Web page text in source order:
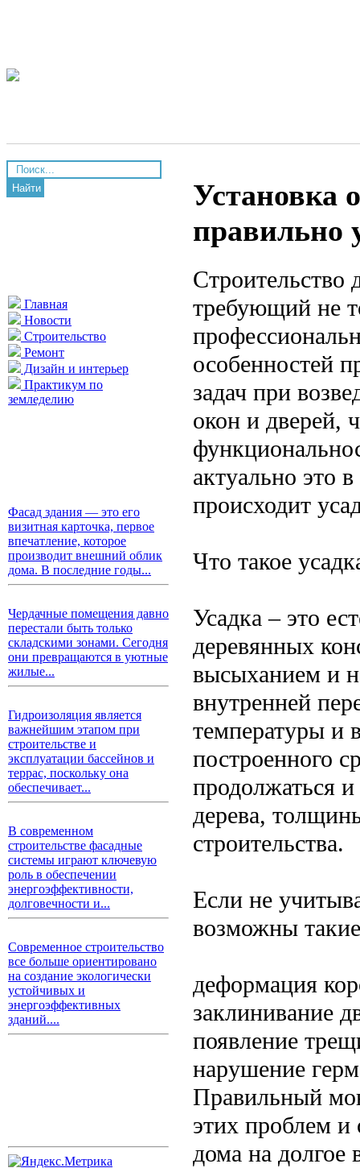
Найти
Главная
Новости
Строительство
Ремонт
Дизайн и интерьер
Практикум по
земледелию
Фасад здания — это его
визитная карточка, первое
впечатление, которое
производит внешний облик
дома. В последние годы...
Чердачные помещения давно
перестали быть только
складскими зонами. Сегодня
они превращаются в уютные
жилые...
Гидроизоляция является
важнейшим этапом при
строительстве и
эксплуатации бассейнов и
террас, поскольку она
обеспечивает...
В современном
строительстве фасадные
системы играют ключевую
роль в обеспечении
энергоэффективности,
долговечности и...
Современное строительство
все больше ориентировано
на создание экологически
устойчивых и
энергоэффективных
зданий....
Установка
правильно
Строительство
требующий не
особенностей
задач при
окон и дверей,
актуально это
происходит
Что такое
Усадка – это
деревянных
высыханием и
внутренней
температуры и
построенного
продолжаться
дерева,
строительства.
Если не
возможны
деформация
заклинивание
появление
нарушение
Правильный
этих проблем и
дома на долгое